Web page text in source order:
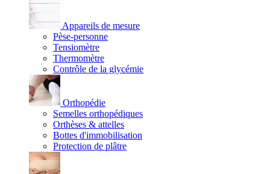
Appareils de mesure
Pèse-personne
Tensiomètre
Thermomètre
Contrôle de la glycémie
Orthopédie
Semelles orthopédiques
Orthèses & attelles
Bottes d'immobilisation
Protection de plâtre